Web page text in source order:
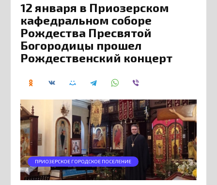
12 января в Приозерском
кафедральном соборе
Рождества Пресвятой
Богородицы прошел
Рождественский концерт
ПРИОЗЕРСКОЕ ГОРОДСКОЕ ПОСЕЛЕНИЕ